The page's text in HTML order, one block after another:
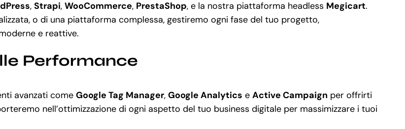
, Strapi, WooCommerce, PrestaShop, e la nostra piattaforma headless Megicart.
o di una piattaforma complessa, gestiremo ogni fase del tuo progetto,
e reattive.
Performance
avanzati come Google Tag Manager, Google Analytics e Active Campaign per offrirti
nell’ottimizzazione di ogni aspetto del tuo business digitale per massimizzare i tuoi